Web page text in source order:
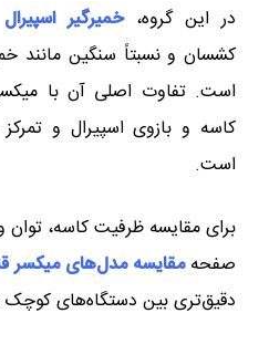
در این گروه،خمیرگیر اسپیرال
کشسان و نسبتاً سنگین مانند
است. تفاوت اصلی آن با
کاسه و بازوی اسپیرال و
است.
برای مقایسه ظرفیت کاسه،
صفحهمقایسه مدل‌های میکسر
دقیق‌تری بین دستگاه‌های